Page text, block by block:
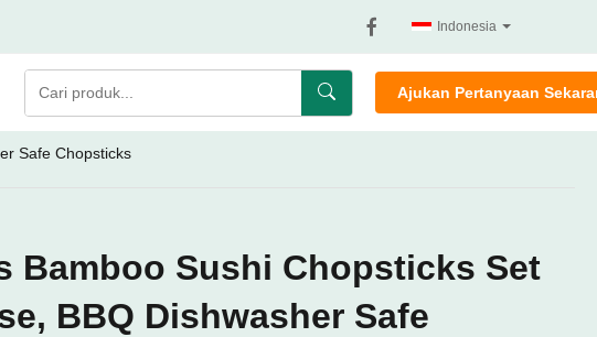
Indonesia
Ajukan Pertanyaan
Safe Chopsticks
Bamboo Sushi Chopsticks Set
BBQ Dishwasher Safe